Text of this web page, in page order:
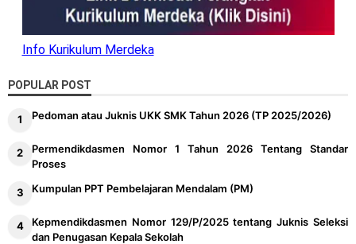
Info Kurikulum Merdeka
POPULAR POST
Pedoman atau Juknis UKK SMK Tahun 2026 (TP 2025/2026)
Permendikdasmen Nomor 1 Tahun 2026 Tentang Standar
Proses
Kumpulan PPT Pembelajaran Mendalam (PM)
Kepmendikdasmen Nomor 129/P/2025 tentang Juknis Seleksi
dan Penugasan Kepala Sekolah